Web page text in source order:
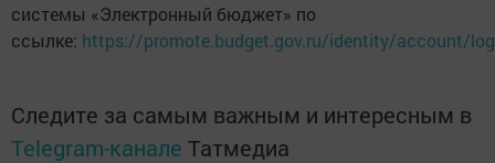
системы «Электронный бюджет» по
ссылке: https://promote.budget.gov.ru/identity/account/
Следите за самым важным и интересным в
Telegram-канале Татмедиа